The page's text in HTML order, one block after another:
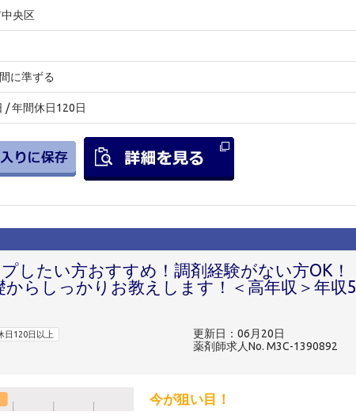
央区
に準ずる
/ 年間休日120日
したい方おすすめ！調剤経験がない方OK！
らしっかりお教えします！＜高年収＞年収5
日120日以上
更新日：06月20日
薬剤師求人No. M3C-1390892
今が狙い目！